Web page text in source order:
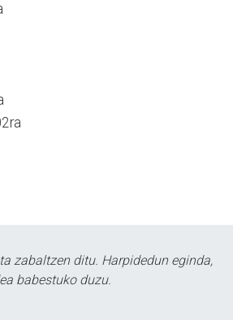
zabaltzen ditu. Harpidedun eginda,
babestuko duzu.